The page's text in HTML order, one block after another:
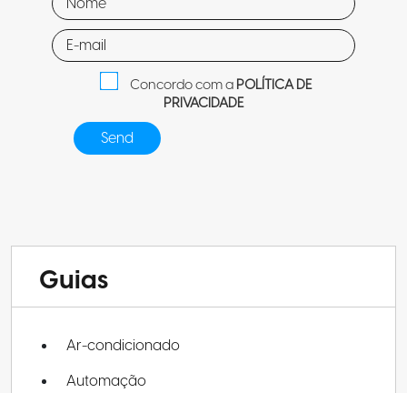
Concordo com aPOLÍTICA DE
PRIVACIDADE
Guias
Ar-condicionado
Automação